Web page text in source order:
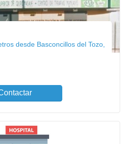
desde Basconcillos del Tozo,